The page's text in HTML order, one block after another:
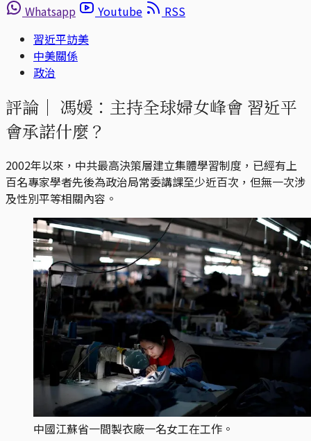
Whatsapp
Youtube
RSS
習近平訪美
中美關係
政治
評論｜ 馮媛：主持全球婦女峰會 習近平
會承諾什麼？
2002年以來，中共最高決策層建立集體學習制度，已經有上
百名專家學者先後為政治局常委講課至少近百次，但無一次涉
及性別平等相關內容。
中國江蘇省一間製衣廠一名女工在工作。